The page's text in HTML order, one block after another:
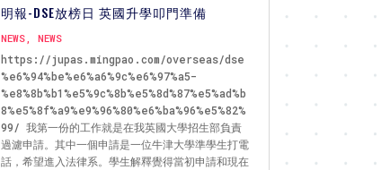
明報-DSE放榜日 英國升學叩門準備
NEWS, NEWS
https://jupas.mingpao.com/overseas/dse
%e6%94%be%e6%a6%9c%e6%97%a5-
%e8%8b%b1%e5%9c%8b%e5%8d%87%e5%ad%b
8%e5%8f%a9%e9%96%80%e6%ba%96%e5%82%
99/ 我第一份的工作就是在我英國大學招生部負責
過濾申請。其中一個申請是一位牛津大學準學生打電
話，希望進入法律系。學生解釋覺得當初申請和現在